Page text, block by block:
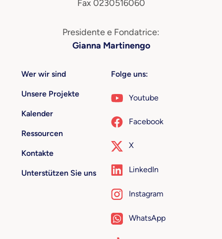
Fax 0230516060
Presidente e Fondatrice:
Gianna Martinengo
Wer wir sind
Unsere Projekte
Kalender
Ressourcen
Kontakte
Unterstützen Sie uns
Folge uns:
Youtube
Facebook
X
LinkedIn
Instagram
WhatsApp